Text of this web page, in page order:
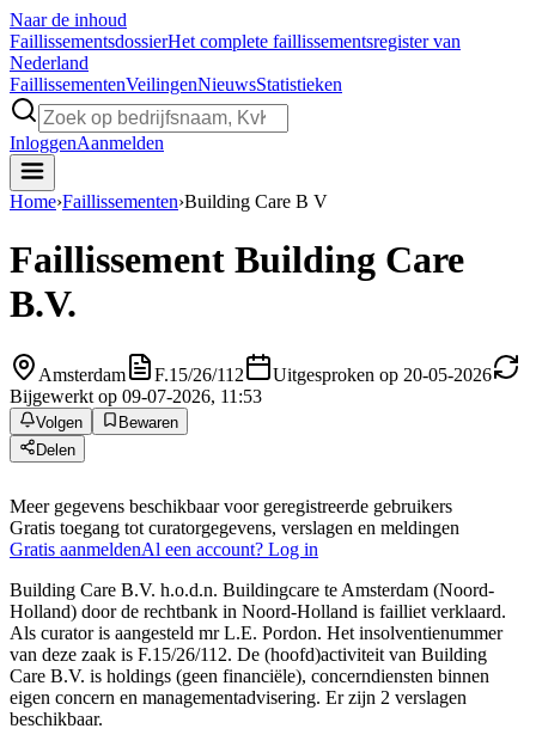
Naar de inhoud
FaillissementsdossierHet complete faillissementsregister van
Nederland
FaillissementenVeilingenNieuwsStatistieken
InloggenAanmelden
Home›Faillissementen›Building Care B V
Faillissement Building Care
B.V.
Amsterdam F.15/26/112
Uitgesproken op 20-05-2026
Bijgewerkt op 09-07-2026, 11:53
Volgen
Bewaren
Delen
Meer gegevens beschikbaar voor geregistreerde gebruikers
Gratis toegang tot curatorgegevens, verslagen en meldingen
Gratis aanmeldenAl een account? Log in
Building Care B.V. h.o.d.n. Buildingcare te Amsterdam (Noord-
Holland) door de rechtbank in Noord-Holland is failliet verklaard.
Als curator is aangesteld mr L.E. Pordon. Het insolventienummer
van deze zaak is F.15/26/112. De (hoofd)activiteit van Building
Care B.V. is holdings (geen financiële), concerndiensten binnen
eigen concern en managementadvisering. Er zijn 2 verslagen
beschikbaar.